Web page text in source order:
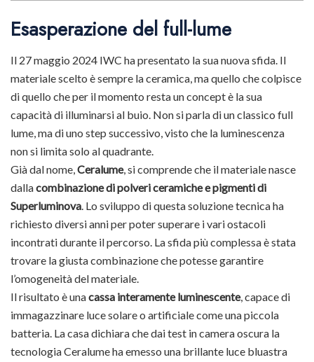
Esasperazione del full-lume
Il 27 maggio 2024 IWC ha presentato la sua nuova sfida. Il
materiale scelto è sempre la ceramica, ma quello che colpisce
di quello che per il momento resta un concept è la sua
capacità di illuminarsi al buio. Non si parla di un classico full
lume, ma di uno step successivo, visto che la luminescenza
non si limita solo al quadrante.
Già dal nome,Ceralume, si comprende che il materiale nasce
dallacombinazione di polveri ceramiche e pigmenti di
Superluminova. Lo sviluppo di questa soluzione tecnica ha
richiesto diversi anni per poter superare i vari ostacoli
incontrati durante il percorso. La sfida più complessa è stata
trovare la giusta combinazione che potesse garantire
l’omogeneità del materiale.
Il risultato è unacassa interamente luminescente, capace di
immagazzinare luce solare o artificiale come una piccola
batteria. La casa dichiara che dai test in camera oscura la
tecnologia Ceralume ha emesso una brillante luce bluastra